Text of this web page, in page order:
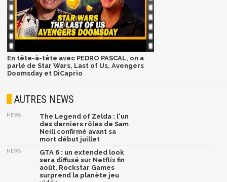
En tête-à-tête avec PEDRO PASCAL, on a
parlé de Star Wars, Last of Us, Avengers
Doomsday et DiCaprio
AUTRES NEWS
NEWS
The Legend of Zelda : l'un
des derniers rôles de Sam
Neill confirmé avant sa
mort début juillet
NEWS
GTA 6 : un extended look
sera diffusé sur Netflix fin
août, Rockstar Games
surprend la planète jeu